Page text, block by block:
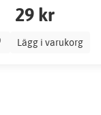
29 kr
Lägg i varukorg